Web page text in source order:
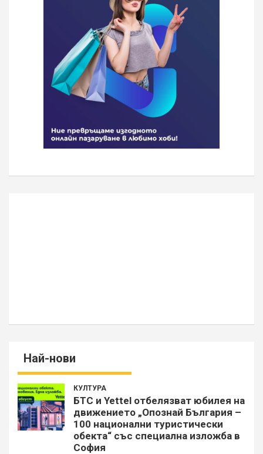
Най-нови
КУЛТУРА
БТС и Yettel отбелязват юбилея на
движението „Опознай България –
100 национални туристически
обекта“ със специална изложба в
София